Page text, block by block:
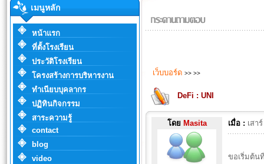
เมนูหลัก
หน้าแรก
ที่ตั้งโรงเรียน
ประวัติโรงเรียน
โครงสร้างการบริหารงาน
ทำเนียบบุคลากร
ปฏิทินกิจกรรม
สาระความรู้
contact
blog
video
เว็บบอร์ด >> >>
DeFi : UNI
โดย Masita เมื่อ : เสา
ขอเริ่มต้น